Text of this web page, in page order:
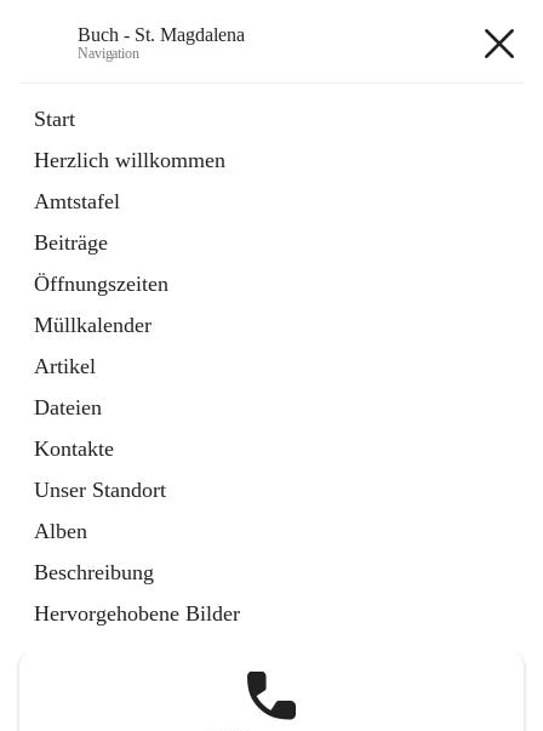
Buch - St. Magdalena
Navigation
Start
Herzlich willkommen
Amtstafel
Beiträge
Öffnungszeiten
Müllkalender
Artikel
Dateien
Kontakte
Unser Standort
Alben
Beschreibung
Hervorgehobene Bilder
11 Schnellzugriffe
Bürgerservice
10 Schnellzugriffe